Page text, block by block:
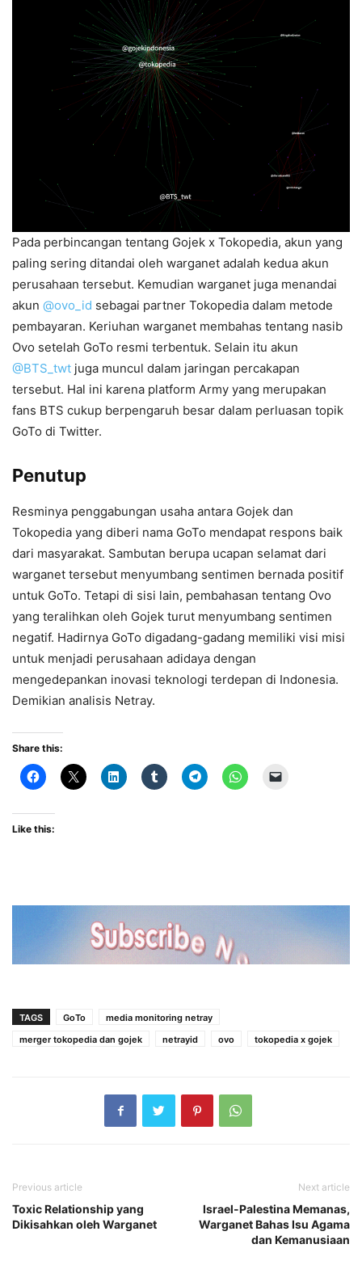
Pada perbincangan tentang Gojek x Tokopedia, akun yang
paling sering ditandai oleh warganet adalah kedua akun
perusahaan tersebut. Kemudian warganet juga menandai
akun @ovo_id sebagai partner Tokopedia dalam metode
pembayaran. Keriuhan warganet membahas tentang nasib
Ovo setelah GoTo resmi terbentuk. Selain itu akun
@BTS_twt juga muncul dalam jaringan percakapan
tersebut. Hal ini karena platform Army yang merupakan
fans BTS cukup berpengaruh besar dalam perluasan topik
GoTo di Twitter.
Penutup
Resminya penggabungan usaha antara Gojek dan
Tokopedia yang diberi nama GoTo mendapat respons baik
dari masyarakat. Sambutan berupa ucapan selamat dari
warganet tersebut menyumbang sentimen bernada positif
untuk GoTo. Tetapi di sisi lain, pembahasan tentang Ovo
yang teralihkan oleh Gojek turut menyumbang sentimen
negatif. Hadirnya GoTo digadang-gadang memiliki visi misi
untuk menjadi perusahaan adidaya dengan
mengedepankan inovasi teknologi terdepan di Indonesia.
Demikian analisis Netray.
Share this:
Like this:
TAGS GoTo
media monitoring netray
merger tokopedia dan gojek
netrayid ovo tokopedia x gojek
Previous article
Toxic Relationship yang
Dikisahkan oleh Warganet
Next article
Israel-Palestina Memanas,
Warganet Bahas Isu Agama
dan Kemanusiaan